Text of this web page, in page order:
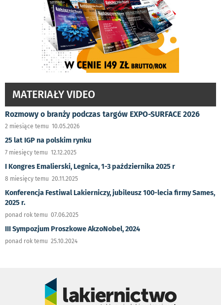
MATERIAŁY VIDEO
Rozmowy o branży podczas targów EXPO-SURFACE 2026
2 miesiące temu 10.05.2026
25 lat IGP na polskim rynku
7 miesięcy temu 12.12.2025
I Kongres Emalierski, Legnica, 1-3 października 2025 r
8 miesięcy temu 20.11.2025
Konferencja Festiwal Lakierniczy, jubileusz 100-lecia firmy Sames,
2025 r.
ponad rok temu 07.06.2025
III Sympozjum Proszkowe AkzoNobel, 2024
ponad rok temu 25.10.2024